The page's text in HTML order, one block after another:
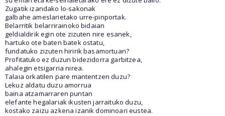
Zugatik izandako lo-sakonak
galbahe ameslarietako urre-pinportak.
Belarritik belarrirainoko bidaian
geldialdirik egin ote zizuten nire esanek,
hartuko ote baten batek ostatu,
fundatuko zizuten hiririk basamortuan?
Profitatuko ez duzun bidezidorra garbitzea,
ahalegin etsigarria nirea.
Talaia orkatilen pare mantentzen duzu?
Lekuz aldatu duzu amorrua
baina atzamarraren puntan
elefante hegalariak ikusten jarraituko duzu,
kostako zaizu azkena izanik dominoari eustea.